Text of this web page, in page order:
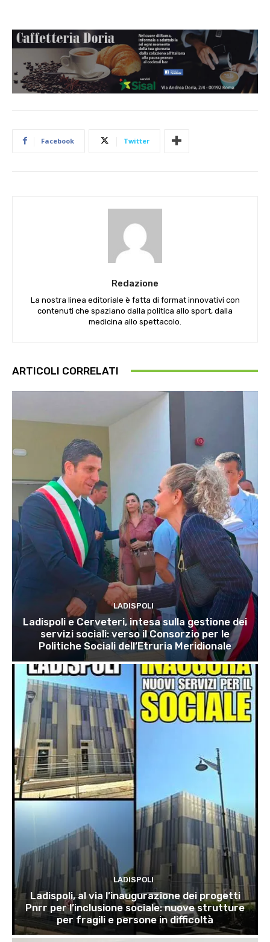
Facebook Twitter
Redazione
La nostra linea editoriale è fatta di format innovativi con
contenuti che spaziano dalla politica allo sport, dalla
medicina allo spettacolo.
ARTICOLI CORRELATI
LADISPOLI
Ladispoli e Cerveteri, intesa sulla gestione dei
servizi sociali: verso il Consorzio per le
Politiche Sociali dell’Etruria Meridionale
LADISPOLI
Ladispoli, al via l’inaugurazione dei progetti
Pnrr per l’inclusione sociale: nuove strutture
per fragili e persone in difficoltà